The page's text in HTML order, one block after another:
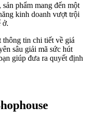
phẩm mang đến một
kinh doanh vượt trội
ở.
thông tin chi tiết về giá
sâu giải mã sức hút
giúp đưa ra quyết định